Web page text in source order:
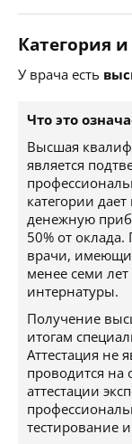
Категория
У врача есть
Что это
Высшая
является
категории
денежную
50% от
врачи,
менее семи
интернатуры.
Получение
итогам
Аттестация не
проводится на
аттестации
тестирование